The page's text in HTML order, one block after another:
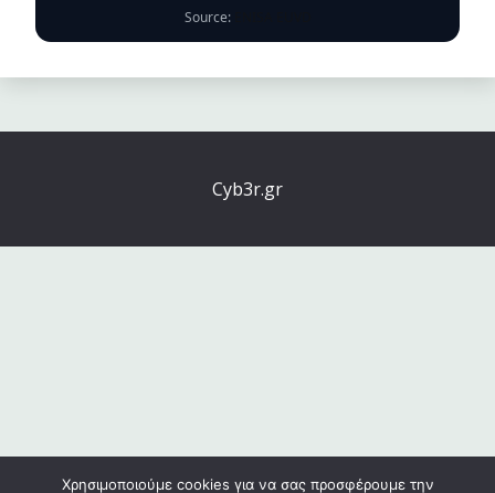
Source:
Cyb3r.gr
Χρησιμοποιούμε cookies για να σας προσφέρουμε την